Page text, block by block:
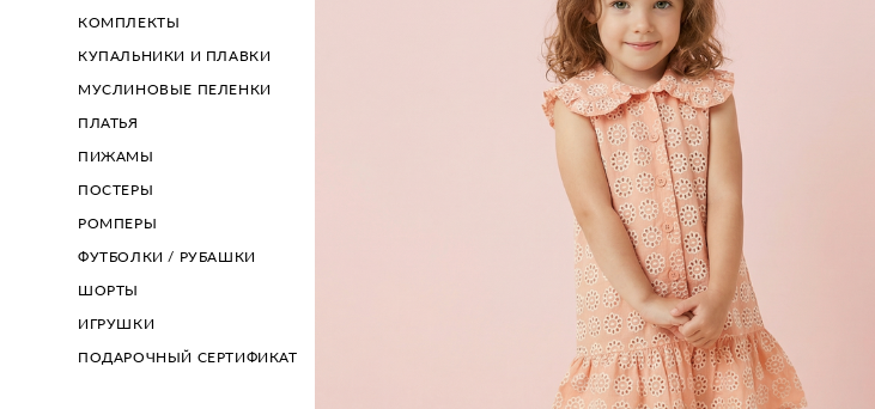
КОМПЛЕКТЫ
КУПАЛЬНИКИ И ПЛАВКИ
МУСЛИНОВЫЕ ПЕЛЕНКИ
ПЛАТЬЯ
ПИЖАМЫ
ПОСТЕРЫ
РОМПЕРЫ
ФУТБОЛКИ / РУБАШКИ
ШОРТЫ
ИГРУШКИ
ПОДАРОЧНЫЙ СЕРТИФИКАТ